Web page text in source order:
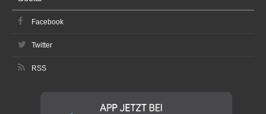
Facebook
Twitter
RSS